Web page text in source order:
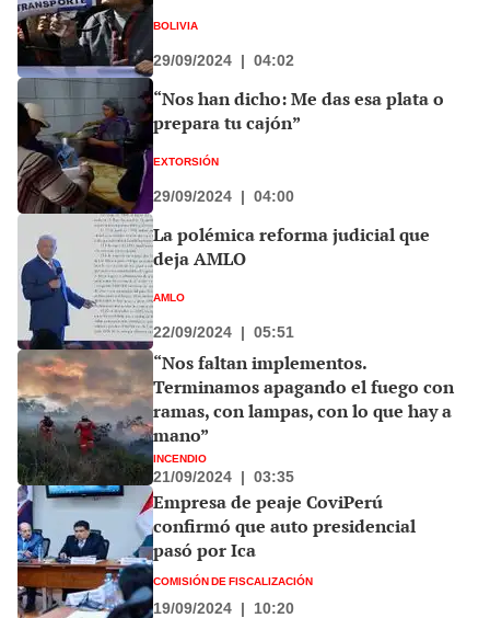
BOLIVIA
29/09/2024 | 04:02
“Nos han dicho: Me das esa plata o
prepara tu cajón”
EXTORSIÓN
29/09/2024 | 04:00
La polémica reforma judicial que
deja AMLO
AMLO
22/09/2024 | 05:51
“Nos faltan implementos.
Terminamos apagando el fuego con
ramas, con lampas, con lo que hay a
mano”
INCENDIO
21/09/2024 | 03:35
Empresa de peaje CoviPerú
confirmó que auto presidencial
pasó por Ica
COMISIÓN DE FISCALIZACIÓN
19/09/2024 | 10:20